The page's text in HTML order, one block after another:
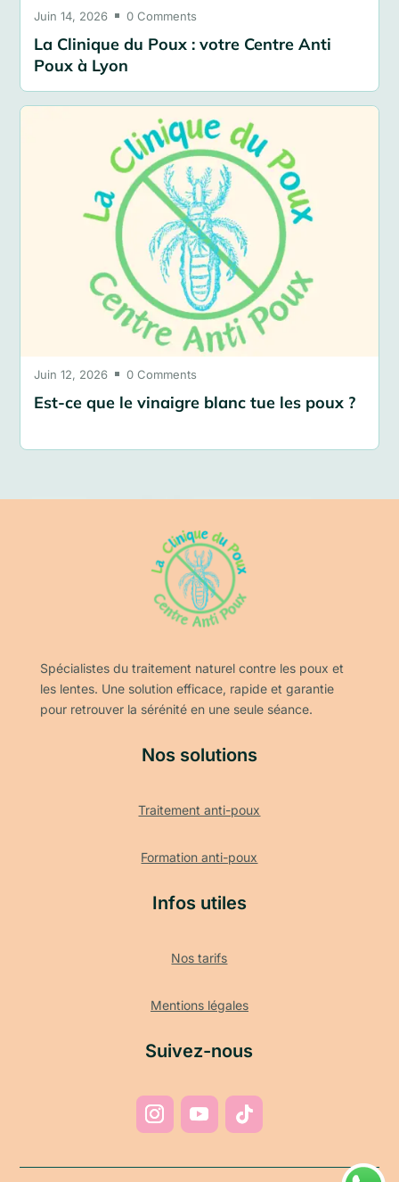
Juin 14, 2026 0 Comments
La Clinique du Poux : votre Centre Anti
Poux à Lyon
Juin 12, 2026 0 Comments
Est-ce que le vinaigre blanc tue les poux ?
Spécialistes du traitement naturel contre les poux et
les lentes. Une solution efficace, rapide et garantie
pour retrouver la sérénité en une seule séance.
Nos solutions
Traitement anti-poux
Formation anti-poux
Infos utiles
Nos tarifs
Mentions légales
Suivez-nous